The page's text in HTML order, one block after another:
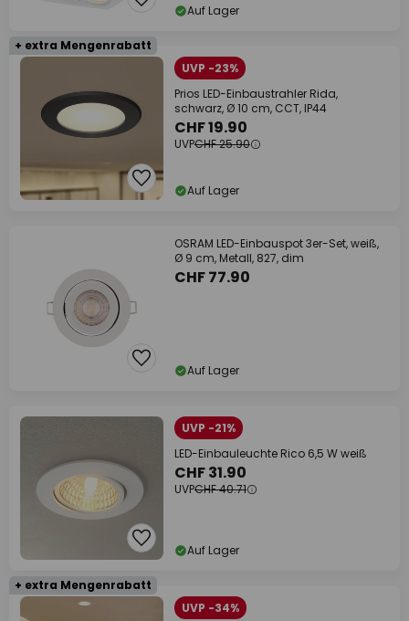
Auf Lager
+ extra Mengenrabatt
UVP -23%
Prios LED-Einbaustrahler Rida,
schwarz, Ø 10 cm, CCT, IP44
CHF 19.90
UVPCHF 25.90
Auf Lager
OSRAM LED-Einbauspot 3er-Set, weiß,
Ø 9 cm, Metall, 827, dim
CHF 77.90
Auf Lager
UVP -21%
LED-Einbauleuchte Rico 6,5 W weiß
CHF 31.90
UVPCHF 40.71
Auf Lager
+ extra Mengenrabatt
UVP -34%